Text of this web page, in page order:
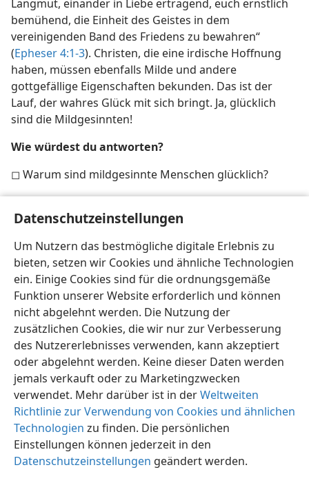
Datenschutzeinstellungen
Um Nutzern das bestmögliche digitale Erlebnis zu
bieten, setzen wir Cookies und ähnliche Technologien
ein. Einige Cookies sind für die ordnungsgemäße
Funktion unserer Website erforderlich und können
nicht abgelehnt werden. Die Nutzung der
zusätzlichen Cookies, die wir nur zur Verbesserung
des Nutzererlebnisses verwenden, kann akzeptiert
oder abgelehnt werden. Keine dieser Daten werden
jemals verkauft oder zu Marketingzwecken
verwendet. Mehr darüber ist in derWeltweiten
Richtlinie zur Verwendung von Cookies und ähnlichen
Technologien zu finden. Die persönlichen
Einstellungen können jederzeit in den
Datenschutzeinstellungen geändert werden.
Langmut, einander in Liebe ertragend, euch ernstlich
bemühend, die Einheit des Geistes in dem
vereinigenden Band des Friedens zu bewahren“
(Epheser 4:1-3). Christen, die eine irdische Hoffnung
haben, müssen ebenfalls Milde und andere
gottgefällige Eigenschaften bekunden. Das ist der
Lauf, der wahres Glück mit sich bringt. Ja, glücklich
sind die Mildgesinnten!
Wie würdest du antworten?
◻ Warum sind mildgesinnte Menschen glücklich?
◻ Wie kann die Milde entwickelt werden?
◻ Welche Vorteile hat die Milde?